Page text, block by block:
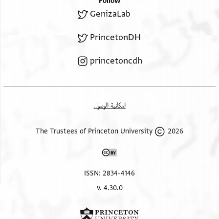
GenizaLab
PrincetonDH
princetoncdh
إمكانية الوصول
2026 The Trustees of Princeton University
ISSN: 2834-4146
v. 4.30.0